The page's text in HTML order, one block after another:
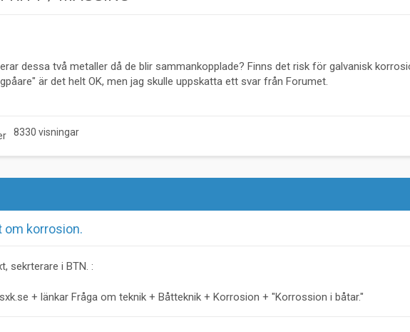
dessa två metaller då de blir sammankopplade? Finns det risk för galvanisk
är det helt OK, men jag skulle uppskatta ett svar från Forumet.
8330 visningar
om korrosion.
sekrterare i BTN. :
+ länkar Fråga om teknik + Båtteknik + Korrosion + "Korrossion i båtar."